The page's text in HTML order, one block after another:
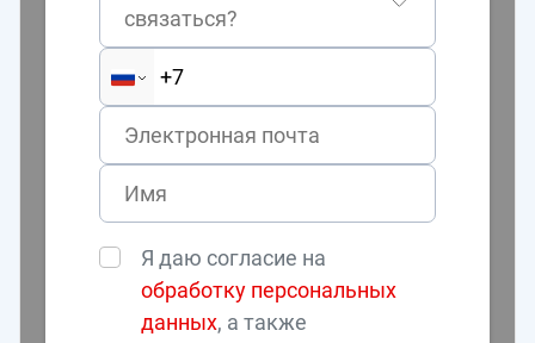
связаться?
Я даю согласие на
обработку персональных
данных, а также